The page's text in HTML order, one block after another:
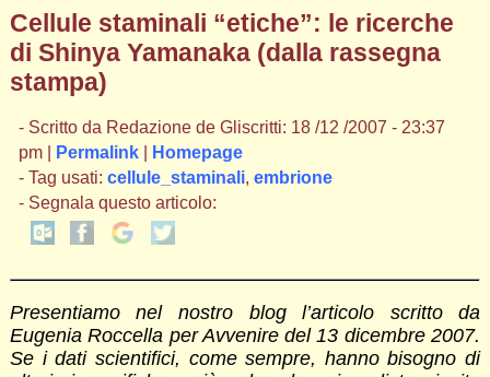
Cellule staminali “etiche”: le ricerche
di Shinya Yamanaka (dalla rassegna
stampa)
- Scritto da Redazione de Gliscritti: 18 /12 /2007 - 23:37
pm |
Permalink|
Homepage
- Tag usati: cellule_staminali, embrione
- Segnala questo articolo:
Presentiamo nel nostro blog l’articolo scritto da
Eugenia Roccella per Avvenire del 13 dicembre 2007.
Se i dati scientifici, come sempre, hanno bisogno di